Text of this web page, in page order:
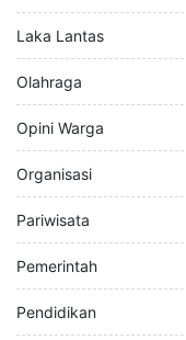
Laka Lantas
Olahraga
Opini Warga
Organisasi
Pariwisata
Pemerintah
Pendidikan